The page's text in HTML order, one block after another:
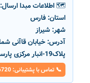
🗺️ اطلاعات مبدا ارسال:
استان: فارس
شهر: شیراز
آدرس:
پلاک19-انبار مرکزی پارسانور
📞 تماس با پشتیبانی: 09190836720